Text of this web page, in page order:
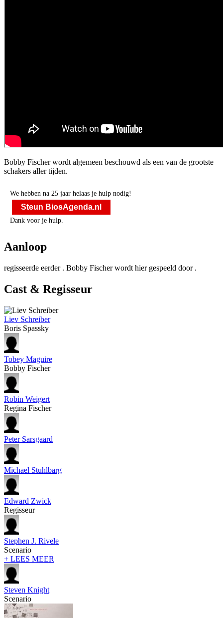
Bobby Fischer wordt algemeen beschouwd als een van de grootste
schakers aller tijden.
We hebben na 25 jaar helaas je hulp nodig!
Steun BiosAgenda.nl
Dank voor je hulp.
Aanloop
regisseerde eerder . Bobby Fischer wordt hier gespeeld door .
Cast & Regisseur
Liev Schreiber
Boris Spassky
Tobey Maguire
Bobby Fischer
Robin Weigert
Regina Fischer
Peter Sarsgaard
Michael Stuhlbarg
Edward Zwick
Regisseur
Stephen J. Rivele
Scenario
+ LEES MEER
Steven Knight
Scenario